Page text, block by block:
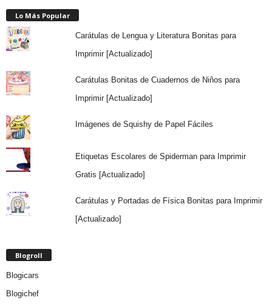
Lo Más Popular
Carátulas de Lengua y Literatura Bonitas para
Imprimir [Actualizado]
Carátulas Bonitas de Cuadernos de Niños para
Imprimir [Actualizado]
Imágenes de Squishy de Papel Fáciles
Etiquetas Escolares de Spiderman para Imprimir
Gratis [Actualizado]
Carátulas y Portadas de Física Bonitas para Imprimir
[Actualizado]
Blogroll
Blogicars
Blogichef